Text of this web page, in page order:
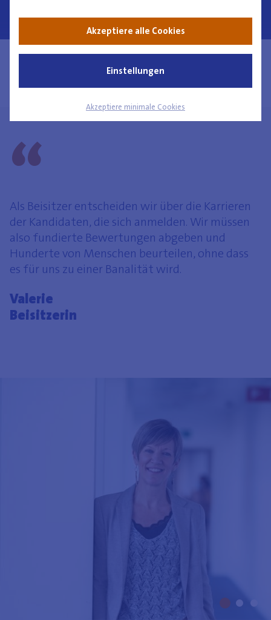
Akzeptiere alle Cookies
Einstellungen
Akzeptiere minimale Cookies
Klicken Sie hier für die Übersicht mit all unseren
Als Beisitzer entscheiden wir über die Karrieren
der Kandidaten, die sich anmelden. Wir müssen
also fundierte Bewertungen abgeben und
Hunderte von Menschen beurteilen, ohne dass
es für uns zu einer Banalität wird.
Valerie
Beisitzerin